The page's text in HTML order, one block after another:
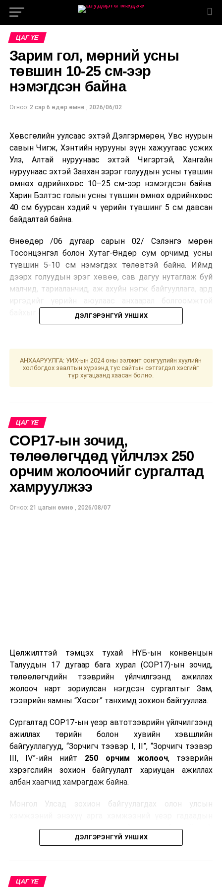
ЦАГ ҮЕ
Зарим гол, мөрний усны
төвшин 10-25 см-ээр
нэмэгдсэн байна
Огноо: 2 сар 6 өдөр.өмнө , 2026/06/02
Хөвсгөлийн уулсаас эхтэй Дэлгэрмөрөн, Увс нуурын
савын Чигж, Хэнтийн нурууны зүүн хажуугаас усжих
Улз, Алтай нуруунаас эхтэй Чигэртэй, Хангайн
нуруунаас эхтэй Завхан зэрэг голуудын усны түвшин
өмнөх өдрийнхөөс 10–25 см-ээр нэмэгдсэн байна.
Харин Бэлтэс голын усны түвшин өмнөх өдрийнхөөс
40 см буурсан хэдий ч үерийн түвшинг 5 см давсан
байдалтай байна.
Өнөөдөр /06 дугаар сарын 02/ Сэлэнгэ мөрөн
Тосонцэнгэл болон Хутаг-Өндөр сум орчимд усны
түвшин 5-10 см нэмэгдэх төлөвтэй байна. Иймд
дээрх голуудын эрэг хөвөө, сав дагуу нутаглаж буй
малчид, тариаланчид, аж ахуйн нэгж байгууллага, ард
байхыг сэрэмжлүүлж байна.
Илэрсэн зөрчлийг газар дээр нь арилгуулах
арга хэмжээг хэрэгжүүлэх зааварчилгаа өглөө
Л.Чинбат: Хүн сонирхож, сэтгэл зүрхээ
ДЭЛГЭРЭНГҮЙ УНШИХ
АНХААРУУЛГА: УИХ-ын 2024 оны ээлжит сонгуулийн хуулийн
холбогдох заалтын хүрээнд тус сайтын сэтгэгдэл хэсгийг
түр хугацаанд хаасан болно.
ЦАГ ҮЕ
COP17-ын зочид,
төлөөлөгчдөд үйлчлэх 250
орчим жолоочийг сургалтад
хамруулжээ
Огноо: 21 цагын өмнө , 2026/08/07
Цөлжилттэй тэмцэх тухай НҮБ-ын конвенцын
Талуудын 17 дугаар бага хурал (COP17)-ын зочид,
төлөөлөгчдийн тээврийн үйлчилгээнд ажиллах
жолооч нарт зориулсан нэгдсэн сургалтыг Зам,
тээврийн яамны “Хөсөг” танхимд зохион байгууллаа.
Сургалтад COP17-ын үеэр автотээврийн үйлчилгээнд
ажиллах төрийн болон хувийн хэвшлийн
байгууллагууд, “Зорчигч тээвэр I, II”, “Зорчигч тээвэр
III, IV”-ийн нийт 250 орчим жолооч, тээврийн
хэрэгслийн зохион байгуулалт хариуцан ажиллах
албан хаагчид хамрагдаж байна.
Монгол Улсад зохион байгуулагдах олон улсын
зочид, төлөөлөгчдөд аюулгүй, шуурхай, соёлтой,
мэргэжлийн түвшинд тээврийн үйлчилгээ үзүүлэх
зохион байгуулалтын онцлог, зочид, төлөөлөгчдийн
ДЭЛГЭРЭНГҮЙ УНШИХ
ЦАГ ҮЕ